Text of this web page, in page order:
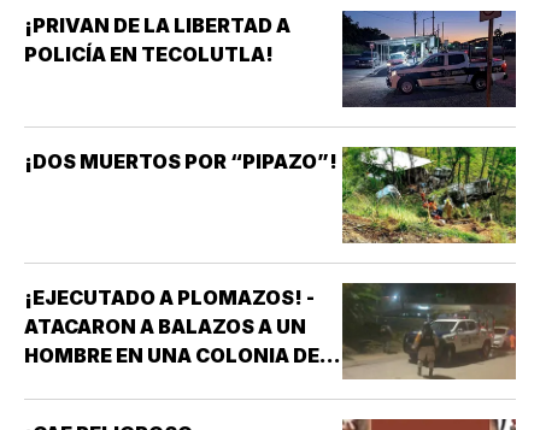
¡PRIVAN DE LA LIBERTAD A
POLICÍA EN TECOLUTLA!
¡DOS MUERTOS POR “PIPAZO”!
¡EJECUTADO A PLOMAZOS! -
ATACARON A BALAZOS A UN
HOMBRE EN UNA COLONIA DE